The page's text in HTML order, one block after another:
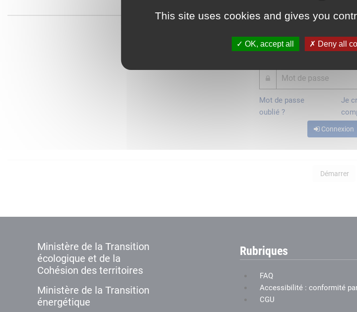
This site uses cookies and gives you
OK, accept all Deny all
ou
Mot de passe
oublié ?
Je
Connexion
Démarrer
Ministère de la Transition
écologique et de la
Cohésion des territoires
Ministère de la Transition
énergétique
Rubriques
FAQ
Accessibilité : conformité
CGU